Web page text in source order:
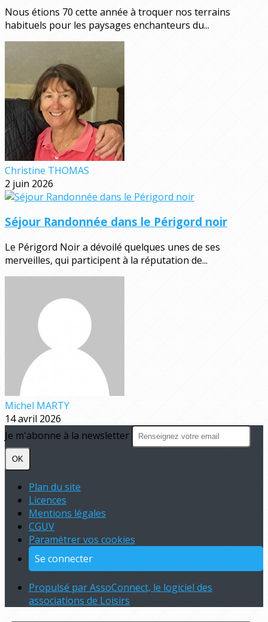
Nous étions 70 cette année à troquer nos terrains
habituels pour les paysages enchanteurs du...
Christine THOMAS
2 juin 2026
Séjour Randonnée dans le Périgord noir
Le Périgord Noir a dévoilé quelques unes de ses
merveilles, qui participent à la réputation de...
Michel MARTY
14 avril 2026
Je m'abonne à la newsletter
OK
Plan du site
Licences
Mentions légales
CGUV
Paramétrer vos cookies
Se connecter
Propulsé par AssoConnect, le logiciel des
associations de Loisirs